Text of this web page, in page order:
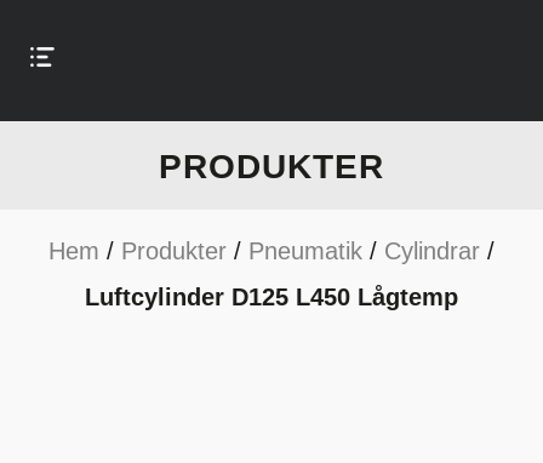
PRODUKTER
Hem / Produkter / Pneumatik / Cylindrar /
Luftcylinder D125 L450 Lågtemp